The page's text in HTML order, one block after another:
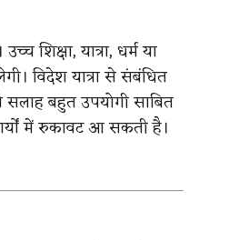
शिक्षा, यात्रा, धर्म या
विदेश यात्रा से संबंधित
सलाह बहुत उपयोगी साबित
में रुकावट आ सकती है।